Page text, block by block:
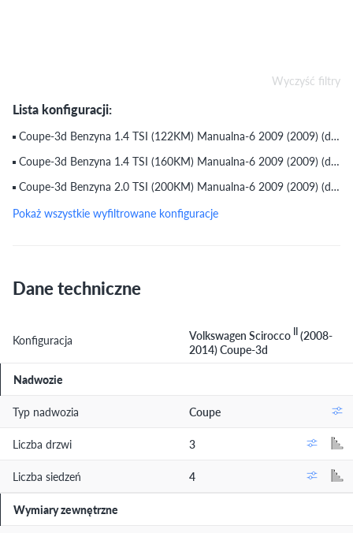
Wyczyść filtry
Lista konfiguracji:
Coupe-3d Benzyna 1.4 TSI (122KM) Manualna-6 2009 (2009) (do 30.07.2009)
Coupe-3d Benzyna 1.4 TSI (160KM) Manualna-6 2009 (2009) (do 30.07.2009)
Coupe-3d Benzyna 2.0 TSI (200KM) Manualna-6 2009 (2009) (do 30.07.2009)
Pokaż wszystkie wyfiltrowane konfiguracje
Dane techniczne
Konfiguracja Volkswagen Scirocco II(2008-
2014) Coupe-3d
Nadwozie
Typ nadwozia Coupe
Liczba drzwi 3
Liczba siedzeń 4
Wymiary zewnętrzne